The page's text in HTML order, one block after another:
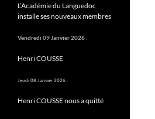
L’Académie du Languedoc
installe ses nouveaux membres
Vendredi 09 Janvier 2026 :
Henri COUSSE
Jeudi 08 Janvier 2026 :
Henri COUSSE nous a quitté